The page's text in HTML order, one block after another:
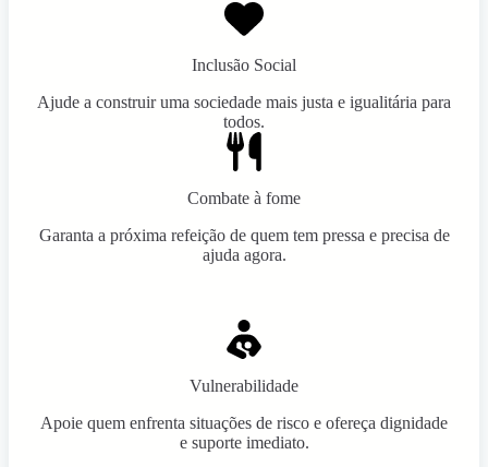
Inclusão Social
Ajude a construir uma sociedade mais justa e igualitária para
todos.
Combate à fome
Garanta a próxima refeição de quem tem pressa e precisa de
ajuda agora.
Vulnerabilidade
Apoie quem enfrenta situações de risco e ofereça dignidade
e suporte imediato.